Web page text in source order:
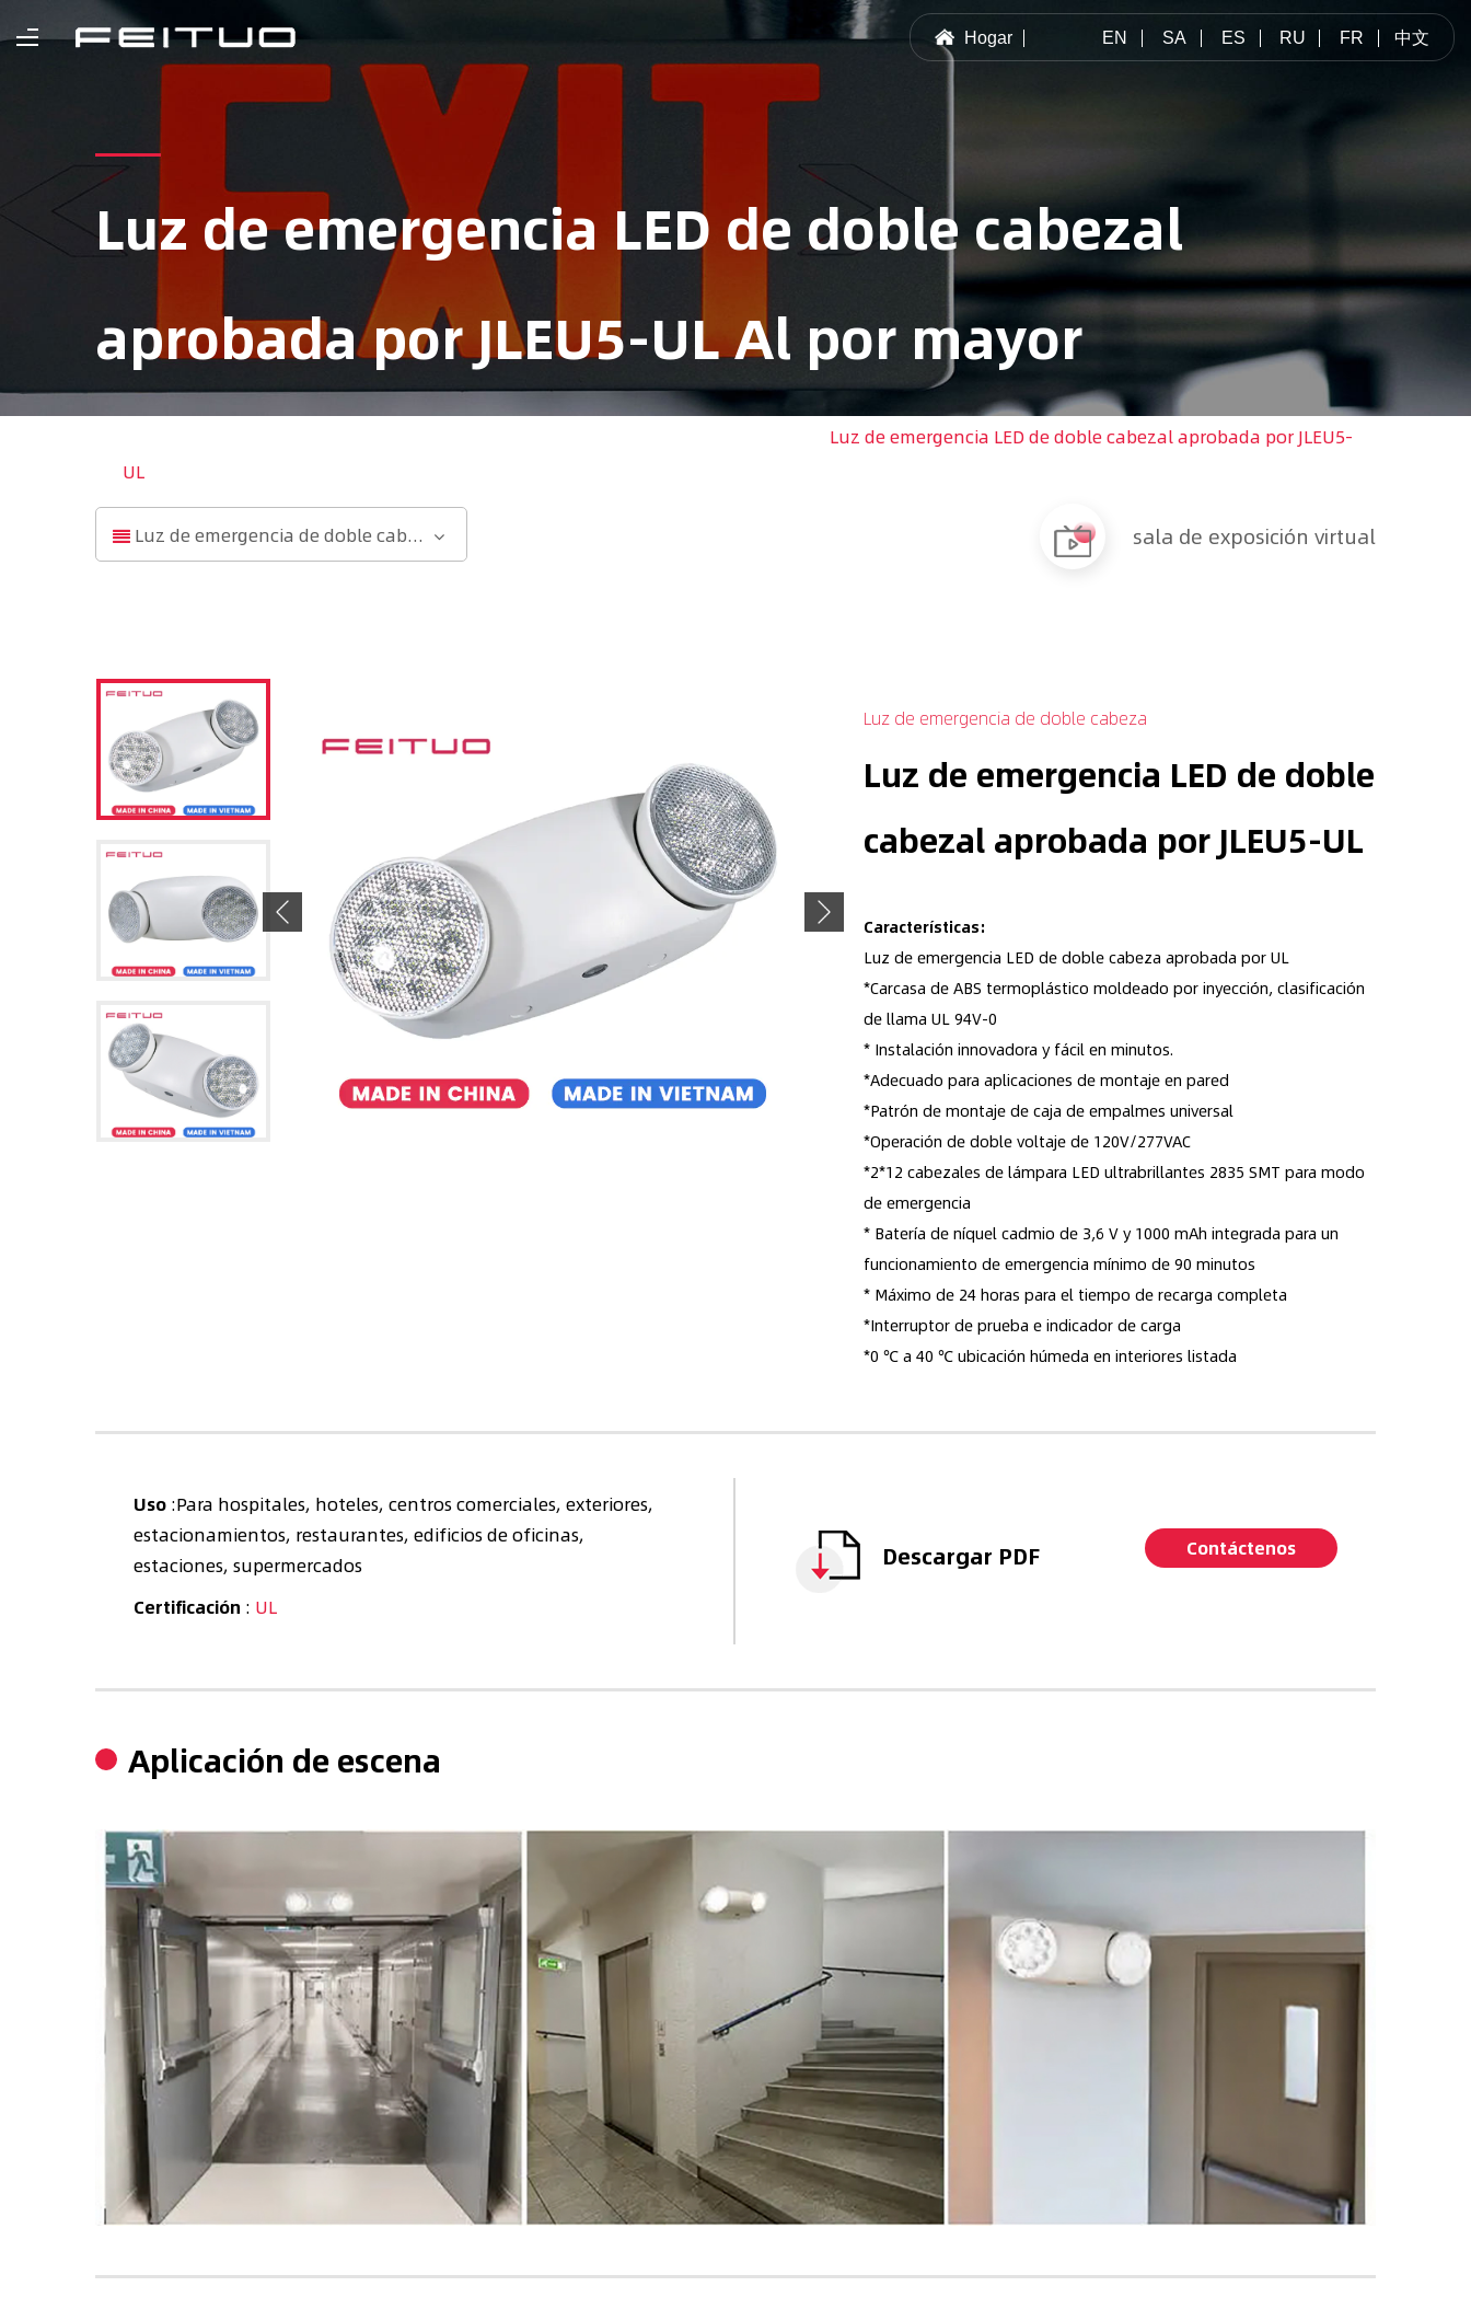
Hogar EN SA ES RU FR 中文
Luz de emergencia LED de doble cabezal
aprobada por JLEU5-UL Al por mayor
Luz de emergencia LED de doble cabezal aprobada por JLEU5-
UL
Luz de emergencia de doble cabeza sala de exposición virtual
Previous Next
Luz de emergencia de doble cabeza
Luz de emergencia LED de doble
cabezal aprobada por JLEU5-UL
Características:
Luz de emergencia LED de doble cabeza aprobada por UL
*Carcasa de ABS termoplástico moldeado por inyección, clasificación
de llama UL 94V-0
* Instalación innovadora y fácil en minutos.
*Adecuado para aplicaciones de montaje en pared
*Patrón de montaje de caja de empalmes universal
*Operación de doble voltaje de 120V/277VAC
*2*12 cabezales de lámpara LED ultrabrillantes 2835 SMT para modo
de emergencia
* Batería de níquel cadmio de 3,6 V y 1000 mAh integrada para un
funcionamiento de emergencia mínimo de 90 minutos
* Máximo de 24 horas para el tiempo de recarga completa
*Interruptor de prueba e indicador de carga
*0 ℃ a 40 ℃ ubicación húmeda en interiores listada
Uso :Para hospitales, hoteles, centros comerciales, exteriores,
estacionamientos, restaurantes, edificios de oficinas,
estaciones, supermercados
Certificación : UL
Descargar PDF Contáctenos
Aplicación de escena